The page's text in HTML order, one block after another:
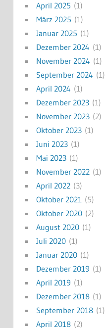
April 2025 (1)
März 2025 (1)
Januar 2025 (1)
Dezember 2024 (1)
November 2024 (1)
September 2024 (1)
April 2024 (1)
Dezember 2023(1)
November 2023(2)
Oktober 2023(1)
Juni 2023(1)
Mai 2023(1)
November 2022(1)
April 2022(3)
Oktober 2021(5)
Oktober 2020(2)
August 2020(1)
Juli 2020(1)
Januar 2020(1)
Dezember 2019 (1)
April 2019 (1)
Dezember 2018(1)
September 2018(1)
April 2018(2)